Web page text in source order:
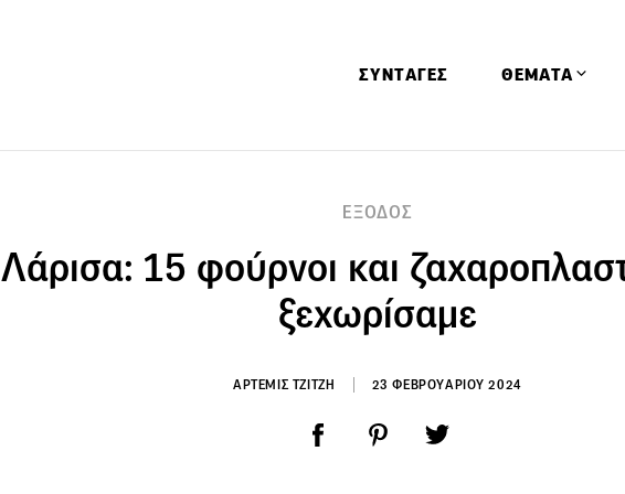
ΣΥΝΤΑΓΕΣ ΘΕΜΑΤΑ
Ειδήσεις
ΕΞΟΔΟΣ
Λάρισα: 15 φούρνοι και
ξεχωρίσαμε
ΑΡΤΕΜΙΣ ΤΖΙΤΖΗ 23 ΦΕΒΡΟΥΑΡΙΟΥ 2024